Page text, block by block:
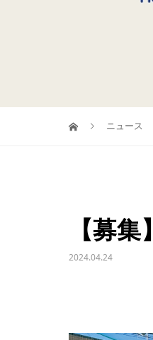
ニュース
【募
2024.04.24